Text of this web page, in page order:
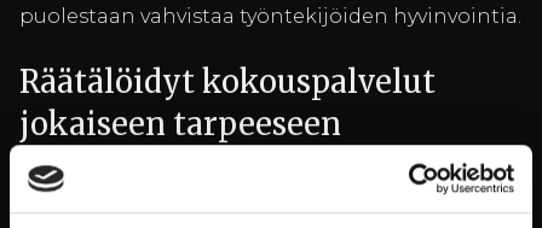
puolestaan vahvistaa työntekijöiden hyvinvointia.
Räätälöidyt kokouspalvelut
jokaiseen tarpeeseen
Jokainen yritys ja jokainen kokous on erilainen.
Billnäsin ruukin kokouspalvelut ovat joustavia ja